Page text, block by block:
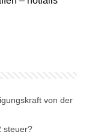
von der
steuer?